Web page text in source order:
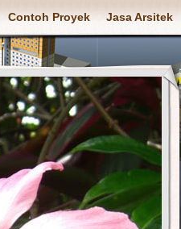
Contoh Proyek Jasa Arsitek